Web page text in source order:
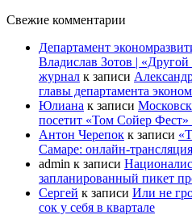
Свежие комментарии
Департамент
Владислав Зотов |
журнал к записи
главы департамента
Юлиана к записи
посетит «Том Сойер
Антон Черепок к записи
Самаре: онлайн-трансляция
admin к записи
запланированный пикет
Сергей к записи Или не
сок у себя в квартале